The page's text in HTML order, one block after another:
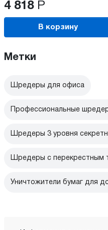
4 818 Р
В корзину
Метки
Шредеры для офиса
Профессиональные
Шредеры 3 уровня
Шредеры с перекрестным
Уничтожители бумаг для